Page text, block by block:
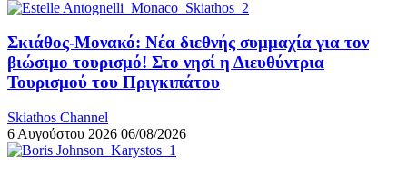
Σκιάθος-Μονακό: Νέα διεθνής συμμαχία για τον
βιώσιμο τουρισμό! Στο νησί η Διευθύντρια
Τουρισμού του Πριγκιπάτου
Skiathos Channel
6 Αυγούστου 2026 06/08/2026